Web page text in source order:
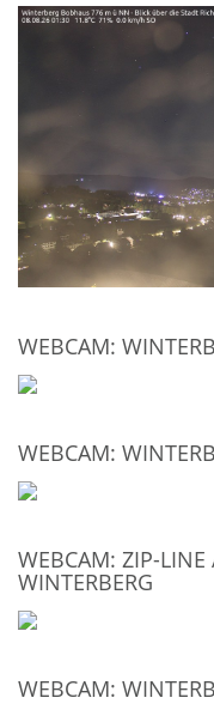
WEBCAM:
WEBCAM:
WEBCAM: ZIP-LINE
INTERBERG
WEBCAM: